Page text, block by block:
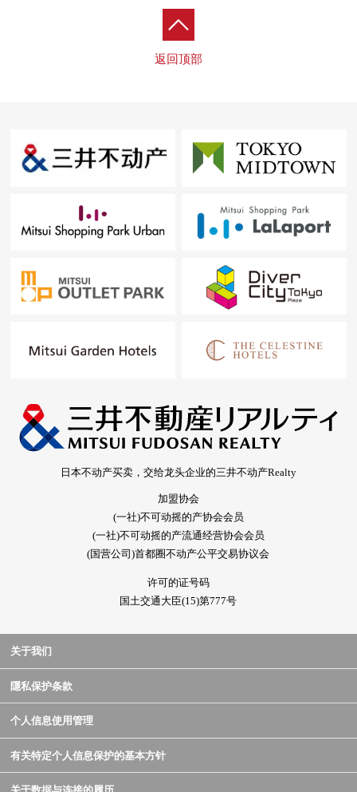
返回顶部
日本不动产买卖，交给龙头企业的三井不动产Realty
加盟协会
(一社)不可动摇的产协会会员
(一社)不可动摇的产流通经营协会会员
(国营公司)首都圈不动产公平交易协议会
许可的证号码
国土交通大臣(15)第777号
关于我们
隱私保护条款
个人信息使用管理
有关特定个人信息保护的基本方针